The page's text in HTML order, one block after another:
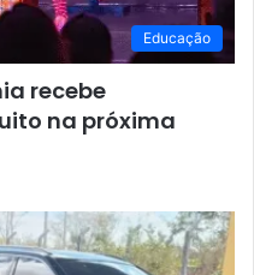
Educação
recebe
na próxima